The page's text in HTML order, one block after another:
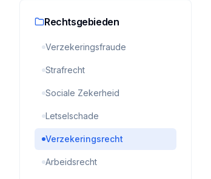
Rechtsgebieden
Verzekeringsfraude
Strafrecht
Sociale Zekerheid
Letselschade
Verzekeringsrecht
Arbeidsrecht